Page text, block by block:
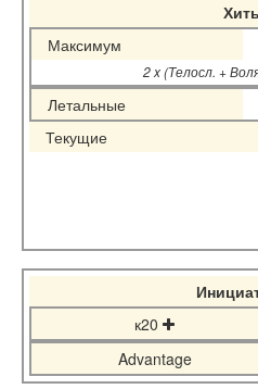
Максимум
2 x (Телосл. +
Летальные
Текущие
к20
Advantage